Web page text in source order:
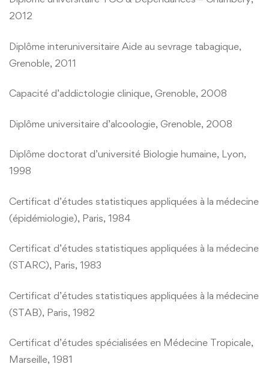
2012
Diplôme interuniversitaire Aide au sevrage tabagique,
Grenoble, 2011
Capacité d’addictologie clinique, Grenoble, 2008
Diplôme universitaire d’alcoologie, Grenoble, 2008
Diplôme doctorat d’université Biologie humaine, Lyon,
1998
Certificat d’études statistiques appliquées à la médecine
(épidémiologie), Paris, 1984
Certificat d’études statistiques appliquées à la médecine
(STARC), Paris, 1983
Certificat d’études statistiques appliquées à la médecine
(STAB), Paris, 1982
Certificat d’études spécialisées en Médecine Tropicale,
Marseille, 1981